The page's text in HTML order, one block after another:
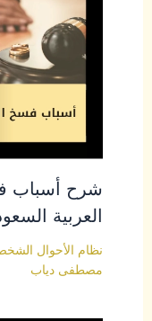
شرح أسباب
العربية
نظام الأحوال
مصطفى دياب